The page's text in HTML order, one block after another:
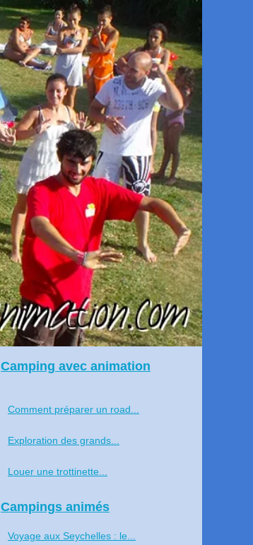
Camping avec animation
Comment préparer un road...
Exploration des grands...
Louer une trottinette...
Campings animés
Voyage aux Seychelles : le...